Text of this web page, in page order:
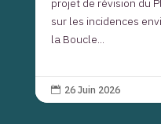
projet de révision du
sur les incidences
la Boucle...
 26 Juin 2026